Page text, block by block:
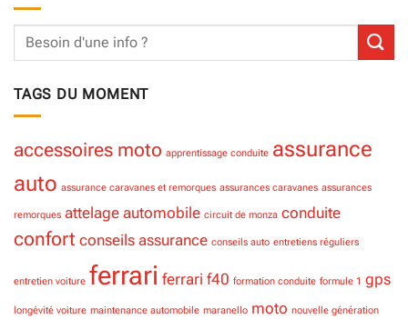
TAGS DU MOMENT
accessoires moto apprentissage conduite assurance
auto assurance caravanes et remorques assurances caravanes assurances
remorques attelage automobile circuit de monza conduite
confort conseils assurance conseils auto entretiens réguliers
entretien voiture ferrari ferrari f40 formation conduite formule 1 gps
longévité voiture maintenance automobile maranello moto nouvelle génération